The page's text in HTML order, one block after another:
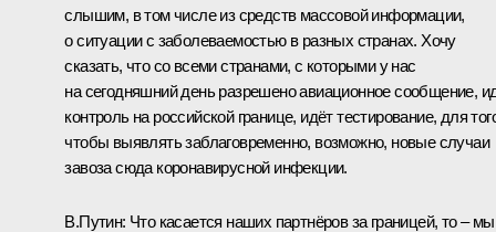
слышим, в том числе из средств массовой информации,
о ситуации с заболеваемостью в разных странах. Хочу
сказать, что со всеми странами, с которыми у нас
на сегодняшний день разрешено авиационное сообщение,
контроль на российской границе, идёт тестирование, для
чтобы выявлять заблаговременно, возможно, новые случаи
завоза сюда коронавирусной инфекции.
В.Путин: Что касается наших партнёров за границей, то – мы